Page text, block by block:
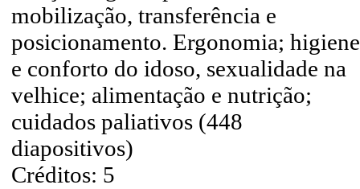
mobilização, transferência e
posicionamento. Ergonomia; higiene
e conforto do idoso, sexualidade na
velhice; alimentação e nutrição;
cuidados paliativos (448
diapositivos)
Créditos: 5